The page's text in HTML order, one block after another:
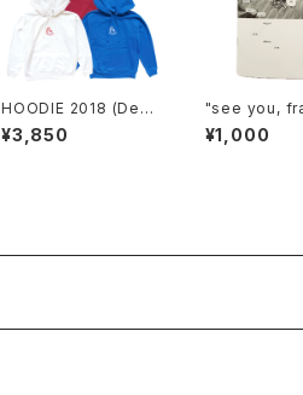
HOODIE 2018 (Desi
gn by Colliu)
¥3,850
"see you,
l. sea adore
NE for
¥1,000